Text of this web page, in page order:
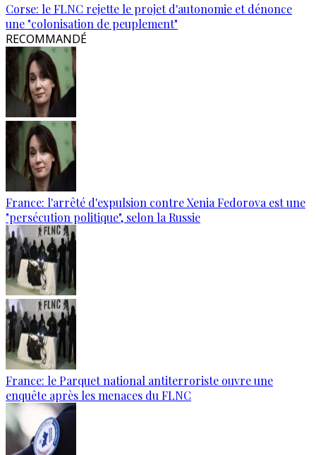
Corse: le FLNC rejette le projet d'autonomie et dénonce
une "colonisation de peuplement"
RECOMMANDÉ
France: l'arrêté d'expulsion contre Xenia Fedorova est une
"persécution politique", selon la Russie
France: le Parquet national antiterroriste ouvre une
enquête après les menaces du FLNC